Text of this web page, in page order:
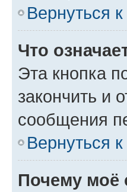
Вернуться
Что
Эта кнопка
закончить и
сообщения
Вернуться
Почему моё